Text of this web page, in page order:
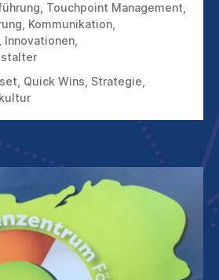
Touchpoint Management
Kommunikation
Innovationen
Quick Wins Strategie